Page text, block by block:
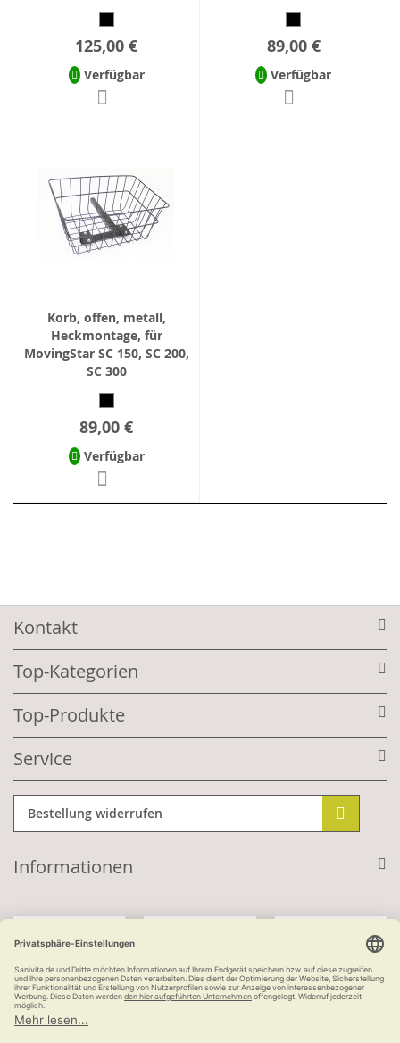
125,00 €
Verfügbar
89,00 €
Verfügbar
Korb, offen, metall,
Heckmontage, für
MovingStar SC 150, SC 200,
SC 300
89,00 €
Verfügbar
Kontakt
Top-Kategorien
Top-Produkte
Service
Bestellung widerrufen
Informationen
Kauf auf Rechnung